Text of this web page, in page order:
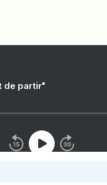
de partir"